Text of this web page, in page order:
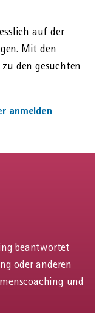
auf der
Mit den
den gesuchten
anmelden
beantwortet
oder anderen
und